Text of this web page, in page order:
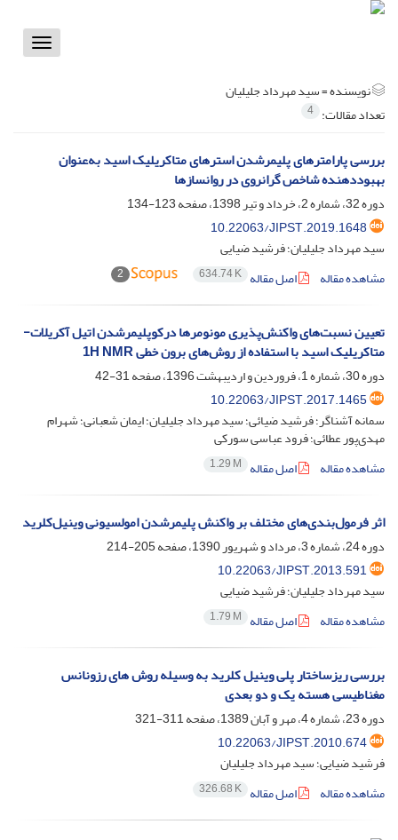
Toggle
نویسنده =سید مهرداد جلیلیان
تعداد مقالات: 4
بررسی پارامترهای پلیمرشدن استرهای متاکریلیک اسید به‌عنوان
بهبوددهنده شاخص گرانروی در روانسازها
دوره 32، شماره 2، خرداد و تیر 1398، صفحه
123-134
10.22063/JIPST.2019.1648
سید مهرداد جلیلیان؛ فرشید ضیایی
مشاهده مقاله
اصل مقاله 634.74 K
2
تعیین نسبت‌های واکنش‌پذیری مونومرها درکوپلیمرشدن اتیل آکریلات-
متاکریلیک اسید با استفاده از روش‌های برون خطی 1H NMR
دوره 30، شماره 1، فروردین و اردیبهشت 1396، صفحه
31-42
10.22063/JIPST.2017.1465
سمانه آشناگر؛ فرشید ضیائی؛ سید مهرداد جلیلیان؛ ایمان شعبانی؛ شهرام
مهدی‌پور عطائی؛ فرود عباسی سورکی
مشاهده مقاله
اصل مقاله 1.29 M
اثر فرمول‌بندی‌های مختلف بر واکنش ‌پلیمرشدن امولسیونی وینیل‌کلرید
دوره 24، شماره 3، مرداد و شهریور 1390، صفحه
205-214
10.22063/JIPST.2013.591
سید مهرداد جلیلیان؛ فرشید ضیایی
مشاهده مقاله
اصل مقاله 1.79 M
بررسی ریزساختار پلی وینیل کلرید به وسیله روش های رزونانس
مغناطیسی هسته یک و دو بعدی
دوره 23، شماره 4، مهر و آبان 1389، صفحه
311-321
10.22063/JIPST.2010.674
فرشید ضیایی؛ سید مهرداد جلیلیان
مشاهده مقاله
اصل مقاله 326.68 K